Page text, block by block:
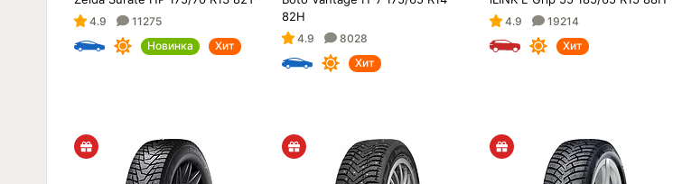
4.9
11275
Новинка
Хит
82H
4.9
8028
Хит
4.9
19214
Хит